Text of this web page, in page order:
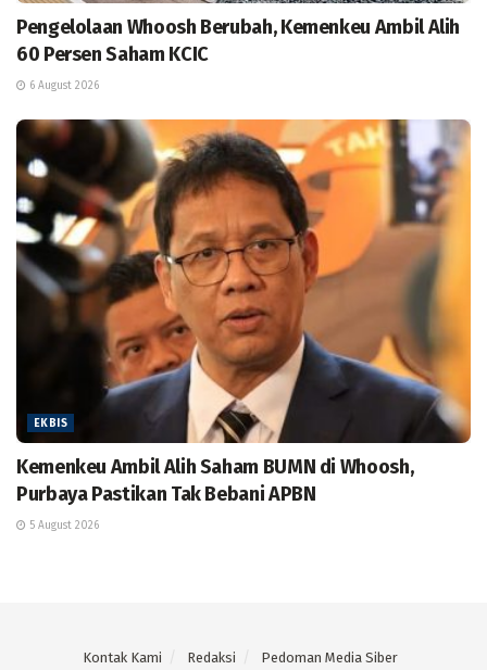
Pengelolaan Whoosh Berubah, Kemenkeu Ambil Alih
60 Persen Saham KCIC
6 August 2026
EKBIS
Kemenkeu Ambil Alih Saham BUMN di Whoosh,
Purbaya Pastikan Tak Bebani APBN
5 August 2026
Kontak Kami Redaksi Pedoman Media Siber